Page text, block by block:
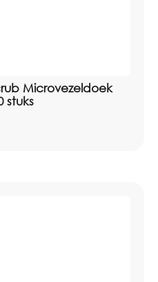
Microvezeldoek
stuks